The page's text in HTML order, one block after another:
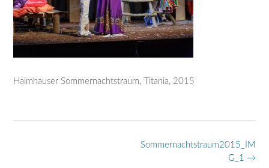
Haimhauser Sommernachtstraum, Titania, 2015
Sommernachtstraum2015_IM
G_1 →